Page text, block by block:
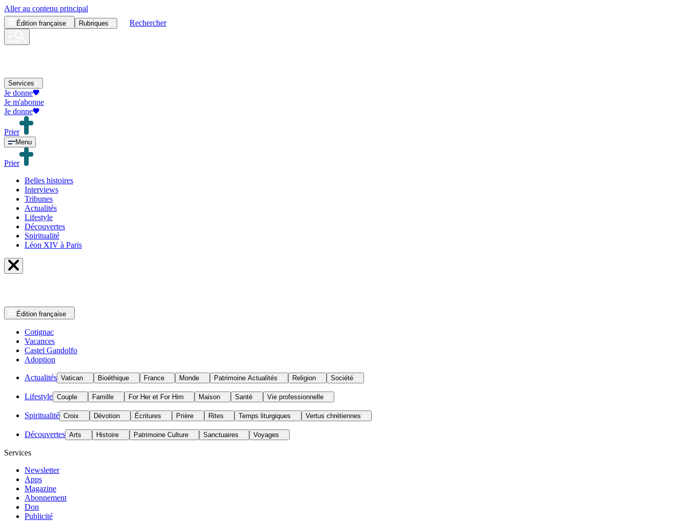
Aller au contenu principal
Édition française Rubriques Rechercher
Services
Je donne
Je m'abonne
Je donne
Prier
Menu
Prier
Belles histoires
Interviews
Tribunes
Actualités
Lifestyle
Découvertes
Spiritualité
Léon XIV à Paris
Édition française
Cotignac
Vacances
Castel Gandolfo
Adoption
Actualités Vatican Bioéthique France Monde Patrimoine Actualités Religion Société
Lifestyle Couple Famille For Her et For Him Maison Santé Vie professionnelle
Spiritualité Croix Dévotion Écritures Prière Rites Temps liturgiques Vertus chrétiennes
Découvertes Arts Histoire Patrimoine Culture Sanctuaires Voyages
Services
Newsletter
Apps
Magazine
Abonnement
Don
Publicité